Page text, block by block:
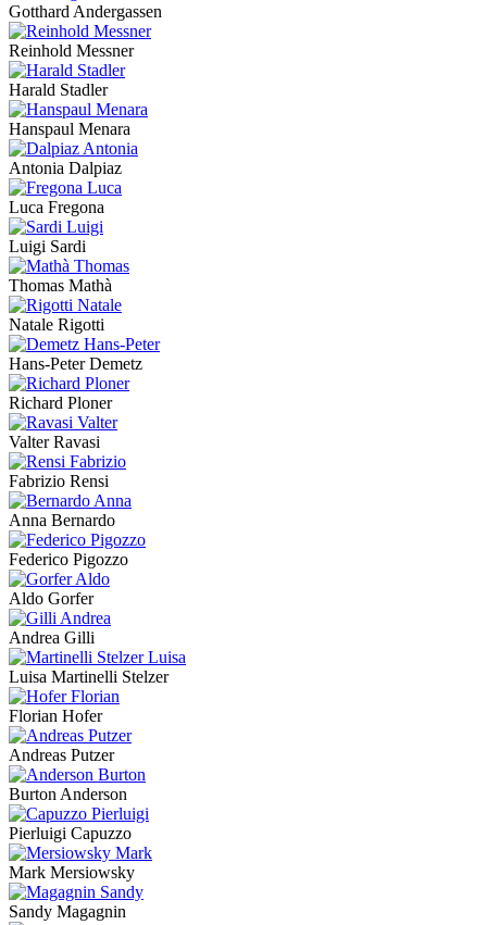
Gotthard Andergassen
Reinhold Messner
Harald Stadler
Hanspaul Menara
Antonia Dalpiaz
Luca Fregona
Luigi Sardi
Thomas Mathà
Natale Rigotti
Hans-Peter Demetz
Richard Ploner
Valter Ravasi
Fabrizio Rensi
Anna Bernardo
Federico Pigozzo
Aldo Gorfer
Andrea Gilli
Luisa Martinelli Stelzer
Florian Hofer
Andreas Putzer
Burton Anderson
Pierluigi Capuzzo
Mark Mersiowsky
Sandy Magagnin